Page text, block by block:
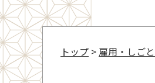
トップ > 雇用・しごと